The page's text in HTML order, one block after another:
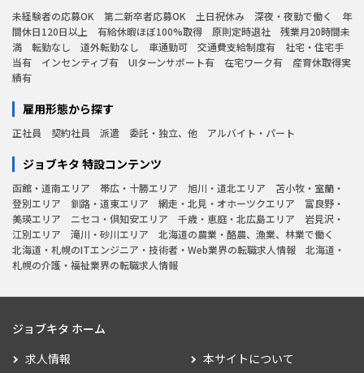
未経験者の応募OK 第二新卒者応募OK 土日祝休み 深夜・夜勤で働く
年
間休日120日以上
有給休暇ほぼ100%取得 原則定時退社
残業月20時間未
満
転勤なし 道外転勤なし 車通勤可 交通費支給制度有
社宅・住宅手
当有
インセンティブ有 UIターンサポート有 在宅ワーク有
産育休取得実
績有
雇用形態から探す
正社員 契約社員 派遣 委託・独立、他 アルバイト・パート
ジョブキタ 特設コンテンツ
函館・道南エリア 帯広・十勝エリア 旭川・道北エリア
苫小牧・室蘭・
登別エリア
釧路・道東エリア 網走・北見・オホーツクエリア
富良野・
美瑛エリア
ニセコ・倶知安エリア 千歳・恵庭・北広島エリア
岩見沢・
江別エリア
滝川・砂川エリア
北海道の農業・酪農、漁業、林業で働く
北海道・札幌のITエンジニア・技術者・Web業界の転職求人情報
北海道・
札幌の介護・福祉業界の転職求人情報
ジョブキタ ホーム
求人情報
本サイトについて